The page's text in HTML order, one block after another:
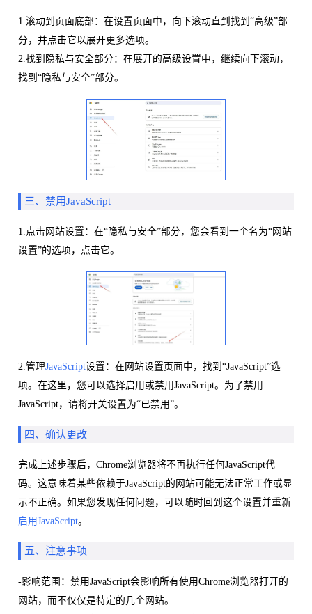
1.滚动到页面底部：在设置页面中，向下滚动直到找到“高级”部
分，并点击它以展开更多选项。
2.找到隐私与安全部分：在展开的高级设置中，继续向下滚动，
找到“隐私与安全”部分。
三、禁用JavaScript
1.点击网站设置：在“隐私与安全”部分，您会看到一个名为“网站
设置”的选项，点击它。
2.管理JavaScript设置：在网站设置页面中，找到“JavaScript”选
项。在这里，您可以选择启用或禁用JavaScript。为了禁用
JavaScript，请将开关设置为“已禁用”。
四、确认更改
完成上述步骤后，Chrome浏览器将不再执行任何JavaScript代
码。这意味着某些依赖于JavaScript的网站可能无法正常工作或显
示不正确。如果您发现任何问题，可以随时回到这个设置并重新
启用JavaScript。
五、注意事项
-影响范围：禁用JavaScript会影响所有使用Chrome浏览器打开的
网站，而不仅仅是特定的几个网站。